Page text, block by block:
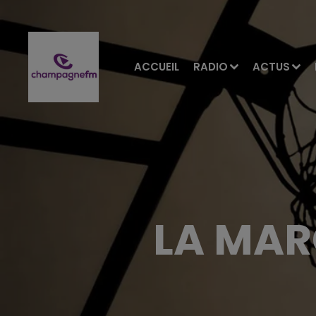
ACCUEIL RADIO ACTUS
LA